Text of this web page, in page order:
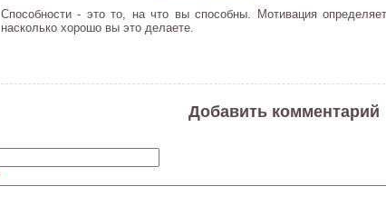
Способности - это то, на что вы способны. Мотивация
насколько хорошо вы это делаете.
Добавить комментарий